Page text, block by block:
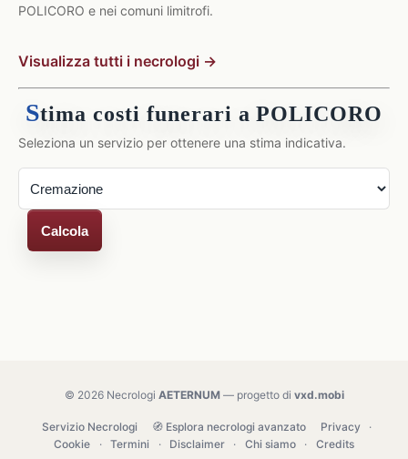
POLICORO e nei comuni limitrofi.
Visualizza tutti i necrologi →
Stima costi funerari a POLICORO
Seleziona un servizio per ottenere una stima indicativa.
Calcola
© 2026 Necrologi AETERNUM— progetto di vxd.mobi
Servizio Necrologi 🧭 Esplora necrologi avanzato Privacy
·
Cookie
· Termini · Disclaimer · Chi siamo · Credits